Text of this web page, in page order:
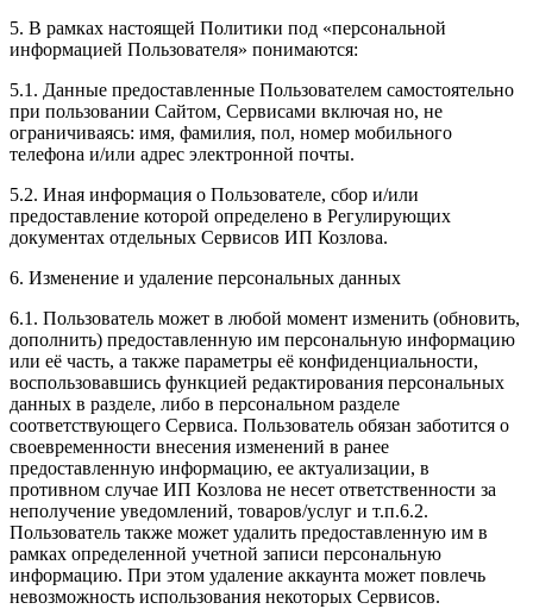
5. В рамках настоящей Политики под «персональной
информацией Пользователя» понимаются:
5.1. Данные предоставленные Пользователем самостоятельно
при пользовании Сайтом, Сервисами включая но, не
ограничиваясь: имя, фамилия, пол, номер мобильного
телефона и/или адрес электронной почты.
5.2. Иная информация о Пользователе, сбор и/или
предоставление которой определено в Регулирующих
документах отдельных Сервисов ИП Козлова.
6. Изменение и удаление персональных данных
6.1. Пользователь может в любой момент изменить (обновить,
дополнить) предоставленную им персональную информацию
или её часть, а также параметры её конфиденциальности,
воспользовавшись функцией редактирования персональных
данных в разделе, либо в персональном разделе
соответствующего Сервиса. Пользователь обязан заботится о
своевременности внесения изменений в ранее
предоставленную информацию, ее актуализации, в
противном случае ИП Козлова не несет ответственности за
неполучение уведомлений, товаров/услуг и т.п.6.2.
Пользователь также может удалить предоставленную им в
рамках определенной учетной записи персональную
информацию. При этом удаление аккаунта может повлечь
невозможность использования некоторых Сервисов.